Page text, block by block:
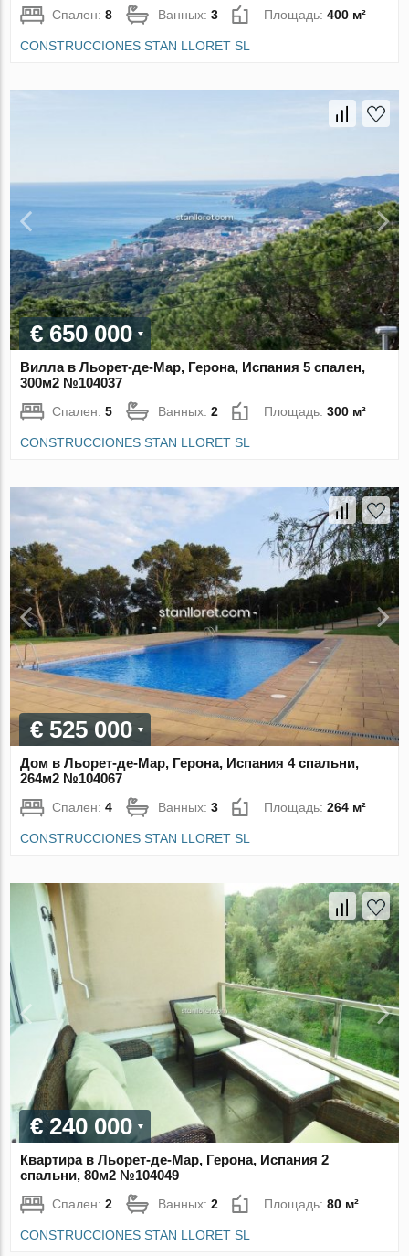
Спален:8 Ванных:3 Площадь:400 м²
CONSTRUCCIONES STAN LLORET SL
€ 650 000
Вилла в Льорет-де-Мар, Герона, Испания 5 спален,
300м2 №104037
Спален:5 Ванных:2 Площадь:300 м²
CONSTRUCCIONES STAN LLORET SL
€ 525 000
Дом в Льорет-де-Мар, Герона, Испания 4 спальни,
264м2 №104067
Спален:4 Ванных:3 Площадь:264 м²
CONSTRUCCIONES STAN LLORET SL
€ 240 000
Квартира в Льорет-де-Мар, Герона, Испания 2
спальни, 80м2 №104049
Спален:2 Ванных:2 Площадь:80 м²
CONSTRUCCIONES STAN LLORET SL